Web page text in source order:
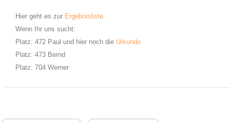
Hier geht es zur Ergebnisliste.
Wenn Ihr uns sucht:
Platz: 472 Paul und hier noch die Urkunde
Platz: 473 Bernd
Platz: 704 Werner